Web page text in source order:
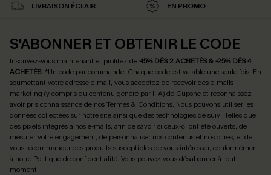
LIVRAISON ÉCLAIR EN PROMO
S'ABONNER ET OBTENIR LE CODE
Inscrivez-vous maintenant et profitez de -15% DÈS 2 ACHETÉS & -25% DÈS 4
ACHETÉS! *Un code par commande. Chaque code est valable une seule fois. En
soumettant votre adresse e-mail, vous acceptez de recevoir des e-mails
marketing (y compris du contenu généré par l'IA) de Cupshe et reconnaissez
avoir pris connaissance de nosTermes & Conditions. Nous pouvons utiliser les
données collectées sur notre site ainsi que des technologies de suivi, telles que
des pixels intégrés à nos e-mails, afin de savoir si ceux-ci ont été ouverts, de
mesurer votre engagement, de personnaliser nos contenus et nos offres, et de
vous recommander des produits susceptibles de vous intéresser, conformément
à notre Politique de confidentialité. Vous pouvez vous désabonner à tout
moment.